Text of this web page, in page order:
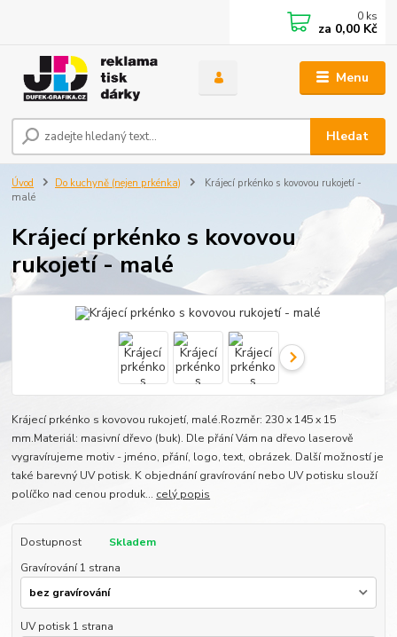
Menu
Hledat
0 ks
za 0,00 Kč
Úvod Do kuchyně (nejen prkénka)
Krájecí prkénko s kovovou rukojetí -
malé
Krájecí prkénko s kovovou
rukojetí - malé
Krájecí prkénko s kovovou rukojetí, malé.Rozměr: 230 x 145 x 15
mm.Materiál: masivní dřevo (buk). Dle přání Vám na dřevo laserově
vygravírujeme motiv - jméno, přání, logo, text, obrázek. Další možností je
také barevný UV potisk. K objednání gravírování nebo UV potisku slouží
políčko nad cenou produk... celý popis
Dostupnost
Skladem
Gravírování 1 strana
UV potisk 1 strana